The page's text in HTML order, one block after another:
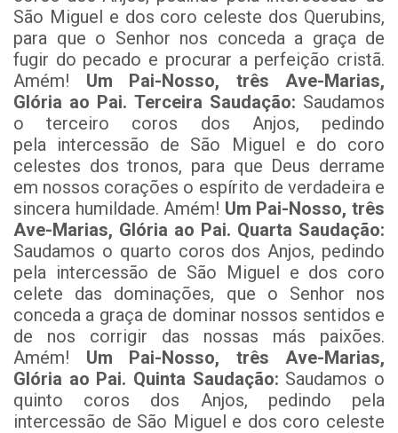
São Miguel e dos coro celeste dos Querubins,
para que o Senhor nos conceda a graça de
fugir do pecado e procurar a perfeição cristã.
Amém! Um Pai-Nosso, três Ave-Marias,
Glória ao Pai. Terceira Saudação: Saudamos
o terceiro coros dos Anjos, pedindo
pela intercessão de São Miguel e do coro
celestes dos tronos, para que Deus derrame
em nossos corações o espírito de verdadeira e
sincera humildade. Amém! Um Pai-Nosso, três
Ave-Marias, Glória ao Pai. Quarta Saudação:
Saudamos o quarto coros dos Anjos, pedindo
pela intercessão de São Miguel e dos coro
celete das dominações, que o Senhor nos
conceda a graça de dominar nossos sentidos e
de nos corrigir das nossas más paixões.
Amém! Um Pai-Nosso, três Ave-Marias,
Glória ao Pai. Quinta Saudação: Saudamos o
quinto coros dos Anjos, pedindo pela
intercessão de São Miguel e dos coro celeste